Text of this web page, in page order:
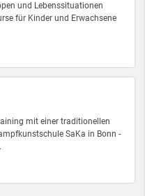
und Lebenssituationen
für Kinder und Erwachsene
mit einer traditionellen
SaKa in Bonn -